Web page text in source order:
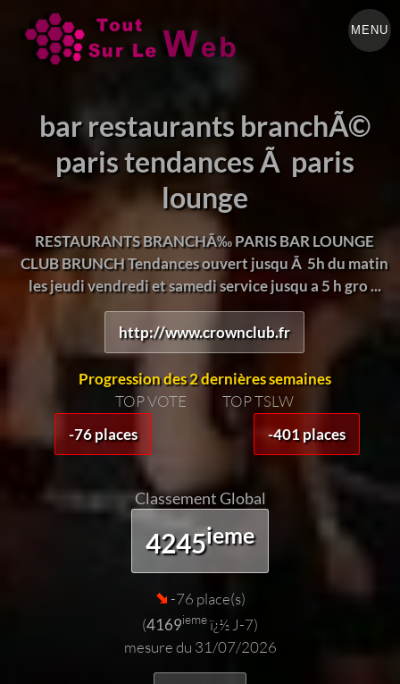
MENU
bar restaurants branchÃ©
paris tendances Ã paris
lounge
RESTAURANTS BRANCHÃ‰ PARIS BAR LOUNGE
CLUB BRUNCH Tendances ouvert jusqu Ã 5h du matin
les jeudi vendredi et samedi service jusqu a 5 h gro ...
http://www.crownclub.fr
Progression des 2 dernières semaines
TOP VOTE
-76 places
TOP TSLW
-401 places
Classement Global
4245ieme
-76 place(s)
(4169iemeï¿½ J-7)
mesure du 31/07/2026